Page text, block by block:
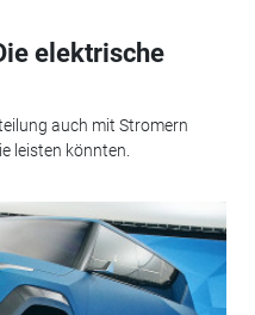
elektrische
auch mit Stromern
leisten könnten.